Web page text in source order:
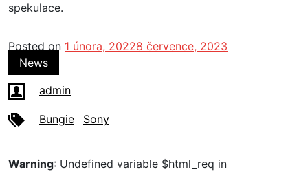
spekulace.
Posted on 1 února, 20228 července, 2023
News
admin
Bungie Sony
Warning: Undefined variable $html_req in